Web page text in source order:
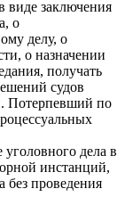
виде заключения
о
делу, о
о назначении
получать
судов
Потерпевший по
уголовного дела в
инстанций,
без проведения